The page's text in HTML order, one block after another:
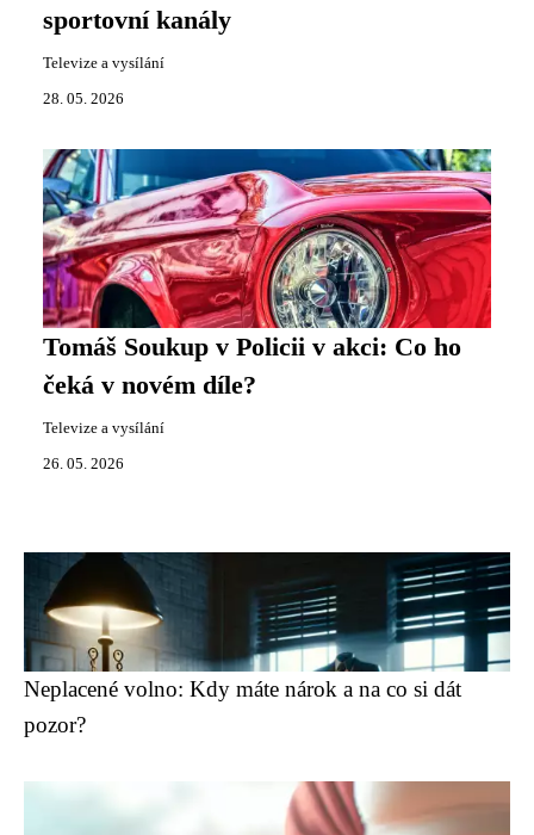
sportovní kanály
Televize a vysílání
28. 05. 2026
Tomáš Soukup v Policii v akci: Co ho
čeká v novém díle?
Televize a vysílání
26. 05. 2026
Neplacené volno: Kdy máte nárok a na co si dát
pozor?